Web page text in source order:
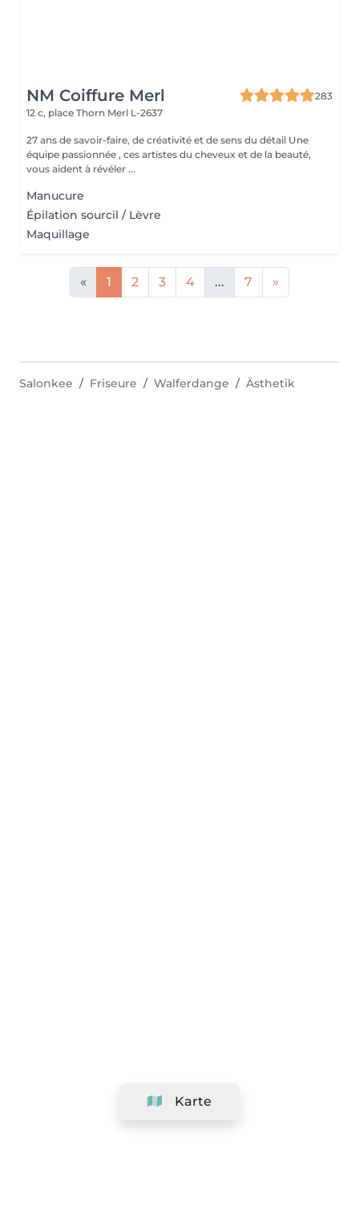
NM Coiffure Merl
283
12 c, place Thorn Merl L-2637
27 ans de savoir-faire, de créativité et de sens du détail Une
équipe passionnée , ces artistes du cheveux et de la beauté,
vous aident à révéler ...
Manucure
Épilation sourcil / Lèvre
Maquillage
« 1 2 3 4 ... 7 »
Karte
Salonkee Friseure Walferdange Ästhetik